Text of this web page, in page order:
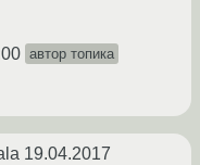
автор топика
19.04.2017